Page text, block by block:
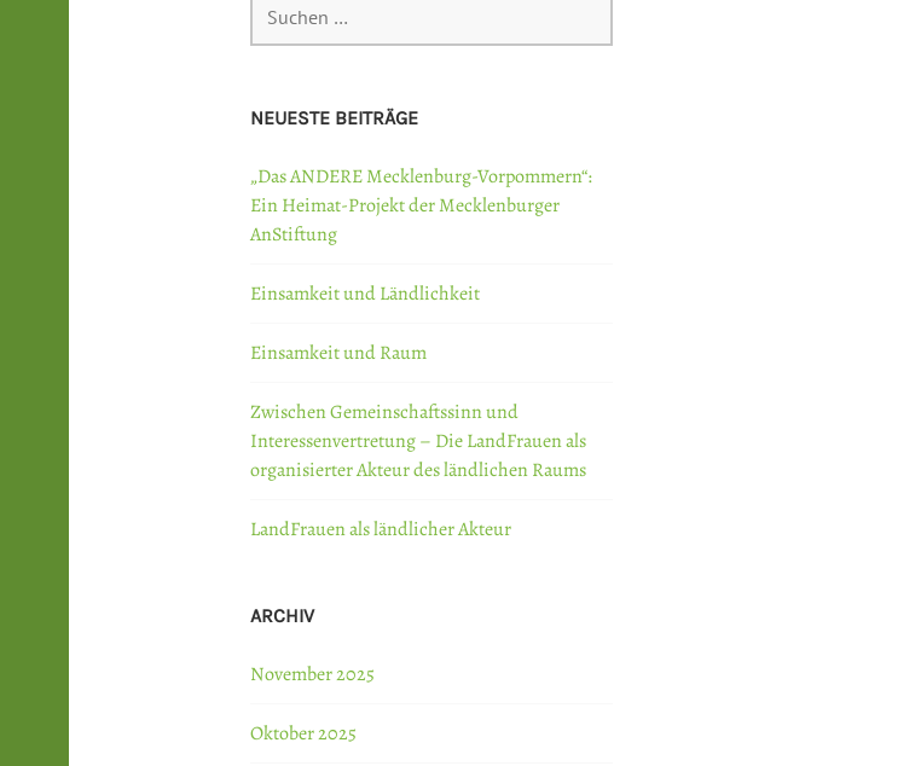
nach:
NEUESTE BEITRÄGE
„Das ANDERE Mecklenburg-Vorpommern“:
Ein Heimat-Projekt der Mecklenburger
AnStiftung
Einsamkeit und Ländlichkeit
Einsamkeit und Raum
Zwischen Gemeinschaftssinn und
Interessenvertretung – Die LandFrauen als
organisierter Akteur des ländlichen Raums
LandFrauen als ländlicher Akteur
ARCHIV
November 2025
Oktober 2025